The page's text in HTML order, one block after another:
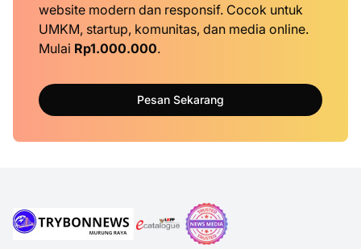
website modern dan responsif. Cocok untuk
UMKM, startup, komunitas, dan media online.
Mulai Rp1.000.000.
Pesan Sekarang